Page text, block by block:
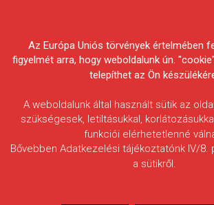
Egyesületek
HÍREK
Rekordlistás süllőfogás a
Az Európa Uniós törvények értelmében
figyelmét arra, hogy weboldalunk ún.
telepíthet az Ön
A weboldalunk által használt sütik az
szükségesek, letiltásukkal,
funkciói elérhetetlenné
Bővebben Adatkezelési tájékoztatónk IV/8.
a sütikről.